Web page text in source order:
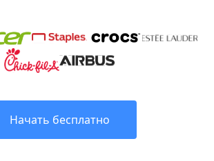
Начать бесплатно